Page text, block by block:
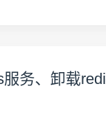
务、卸载